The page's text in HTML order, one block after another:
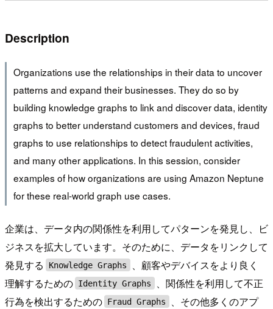
Description
Organizations use the relationships in their data to uncover
patterns and expand their businesses. They do so by
building knowledge graphs to link and discover data, identity
graphs to better understand customers and devices, fraud
graphs to use relationships to detect fraudulent activities,
and many other applications. In this session, consider
examples of how organizations are using Amazon Neptune
for these real-world graph use cases.
企業は、データ内の関係性を利用してパターンを発見し、ビ
ジネスを拡大しています。そのために、データをリンクして
発見する
Knowledge Graphs
、顧客やデバイスをより良く
理解するための Identity Graphs
、関係性を利用して不正
行為を検出するための Fraud Graphs
、その他多くのアプ